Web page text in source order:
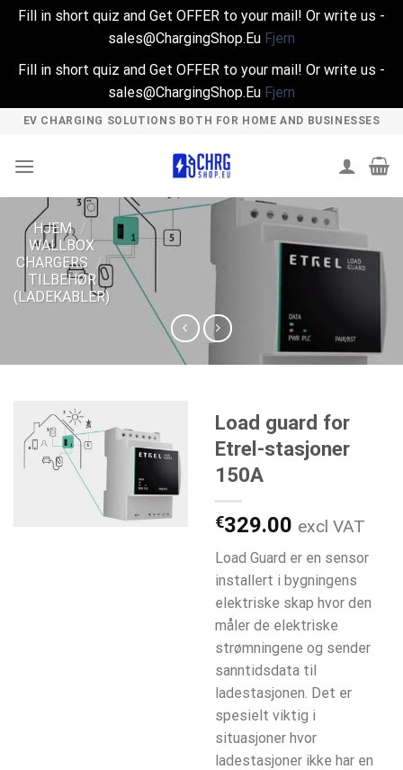
Fill in short quiz and Get OFFER to your mail! Or write us -
sales@ChargingShop.Eu Fjern
Fill in short quiz and Get OFFER to your mail! Or write us -
sales@ChargingShop.Eu Fjern
Skip
content
EV CHARGING SOLUTIONS BOTH FOR HOME AND BUSINESSES
HJEM /
WALLBOX
CHARGERS /
TILBEHØR
(LADEKABLER)
Load guard for
Etrel-stasjoner
150A
€329.00 excl VAT
Load Guard er en sensor
installert i bygningens
elektriske skap hvor den
måler de elektriske
strømningene og sender
sanntidsdata til
ladestasjonen. Det er
spesielt viktig i
situasjoner hvor
ladestasjoner ikke har en